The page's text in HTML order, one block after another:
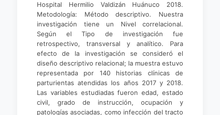
Hospital Hermilio Valdizán Huánuco 2018.
Metodología: Método descriptivo. Nuestra
investigación tiene un Nivel correlacional.
Según el Tipo de investigación fue
retrospectivo, transversal y analítico. Para
efecto de la investigación se consideró el
diseño descriptivo relacional; la muestra estuvo
representada por 140 historias clínicas de
parturientas atendidas los años 2017 y 2018.
Las variables estudiadas fueron edad, estado
civil, grado de instrucción, ocupación y
patologías asociadas, como infección del tracto